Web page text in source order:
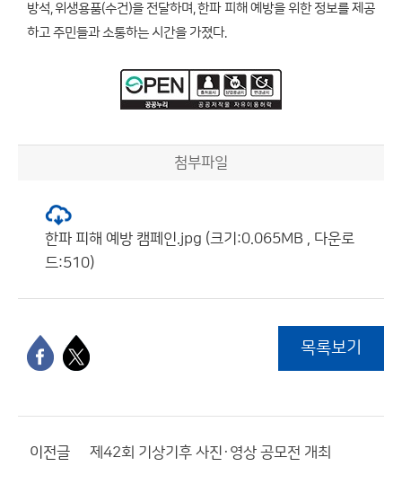
방석, 위생용품(수건)을 전달하며, 한파 피해 예방을 위한 정보를 제공
하고 주민들과 소통하는 시간을 가졌다.
첨부파일
한파 피해 예방 캠페인.jpg (크기:0.065MB , 다운로
드:510)
목록보기
이전글 제42회 기상기후 사진·영상 공모전 개최